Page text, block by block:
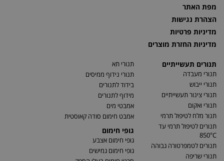
מפת האתר
הצהרת נגישות
מדיניות פרטיות
מדיניות החזרת מוצרים
תנורים תעשייתיים
תנורי מעבדה
תנורי ייבוש
תנורי צינור תעשייתיים
תנורי ואקום
תנור מלח לטיפול תרמי
תנורים לטיפול תרמי עד
850°C
תנורים לטמפרטורה גבוהה
תנורי שריפה
תנורי תא
תנורי נידוף ממיסים
בידוד לתנורים
מידוף לתנורים
אמבטי מים
אמבט חימום סודה קאוסטית
גופי חימום
גופי חימום אצבע
גופי חימום גמישים